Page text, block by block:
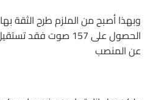
وبهذا أصبح من الملزم طرح الثقة
الحصول على 157 صوت
عن المنصب